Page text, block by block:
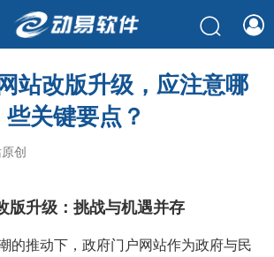
站改版升级，应注意哪
些关键要点？
创
版升级：挑战与机遇并存
的推动下，政府门户网站作为政府与民